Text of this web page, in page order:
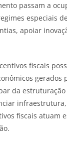
passam a
especiais
apoiar
fiscais
gerados
da
fiscais atuam